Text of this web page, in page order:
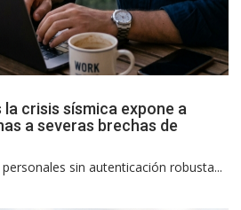
crisis sísmica expone a
a severas brechas de
sin autenticación robusta...